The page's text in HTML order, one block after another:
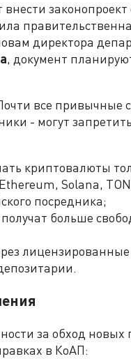
директора
, документ
все привычные
- могут
криптовалюты
Solana,
посредника;
больше
за обход
в КоАП: